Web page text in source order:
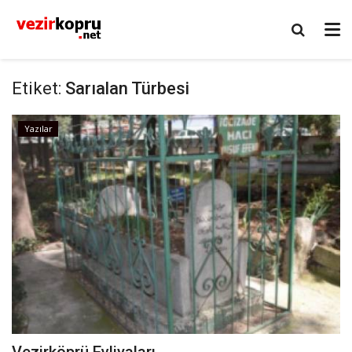
Etiket: Sarıalan Türbesi
Yazılar